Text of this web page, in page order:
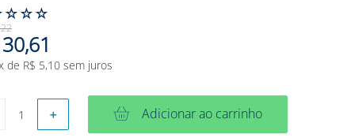
☆☆☆
22
30,61
de R$ 5,10 sem juros
＋ Adicionar ao carrinho